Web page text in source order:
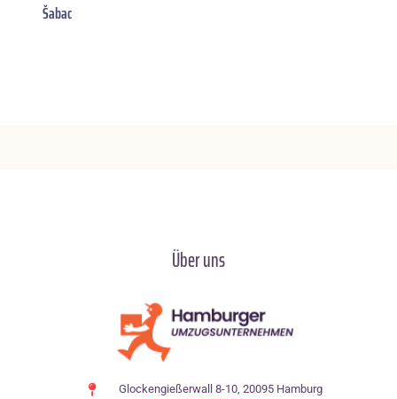
Šabac
Über uns
Glockengießerwall 8-10, 20095 Hamburg